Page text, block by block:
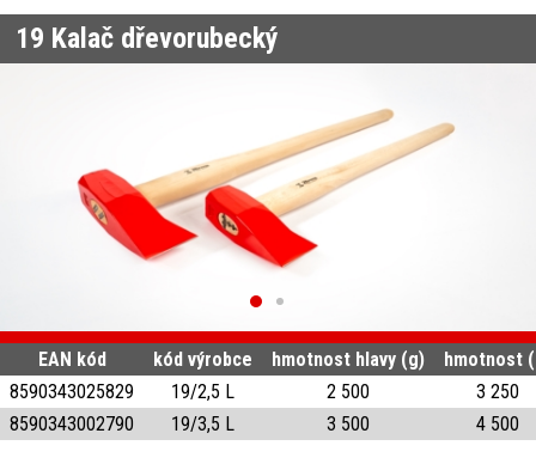
19 Kalač dřevorubecký
EAN kód kód výrobce hmotnost hlavy (g)
hmotnost
8590343025829
19/2,5 L 2 500
3 250
8590343002790
19/3,5 L 3 500 4 500